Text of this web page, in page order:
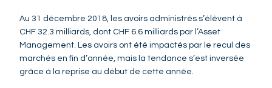
Au 31 décembre 2018, les avoirs administrés s’élèvent à
CHF 32.3 milliards, dont CHF 6.6 milliards par l’Asset
Management. Les avoirs ont été impactés par le recul des
marchés en fin d’année, mais la tendance s’est inversée
grâce à la reprise au début de cette année.